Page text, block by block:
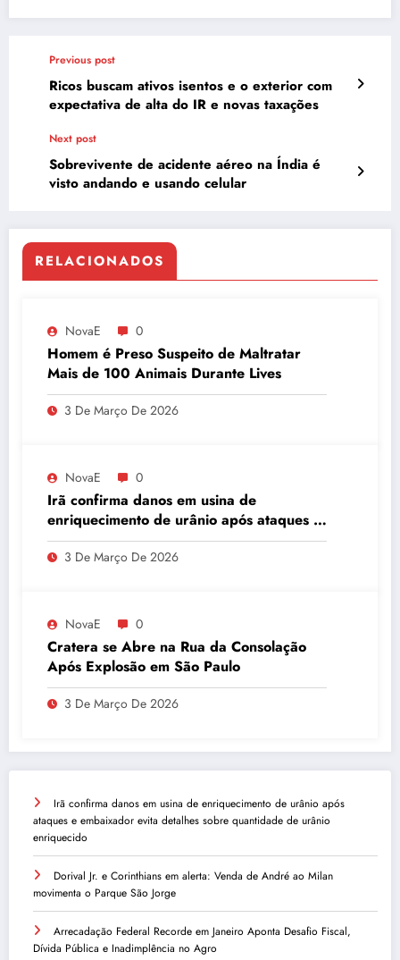
Previous post
Ricos buscam ativos isentos e o exterior com
expectativa de alta do IR e novas taxações
Next post
Sobrevivente de acidente aéreo na Índia é
visto andando e usando celular
RELACIONADOS
NovaE 0
Homem é Preso Suspeito de Maltratar
Mais de 100 Animais Durante Lives
3 De Março De 2026
NovaE 0
Irã confirma danos em usina de
enriquecimento de urânio após ataques e
embaixador evita detalhes sobre
quantidade de urânio enriquecido
3 De Março De 2026
NovaE 0
Cratera se Abre na Rua da Consolação
Após Explosão em São Paulo
3 De Março De 2026
Irã confirma danos em usina de enriquecimento de urânio após
ataques e embaixador evita detalhes sobre quantidade de urânio
enriquecido
Dorival Jr. e Corinthians em alerta: Venda de André ao Milan
movimenta o Parque São Jorge
Arrecadação Federal Recorde em Janeiro Aponta Desafio Fiscal,
Dívida Pública e Inadimplência no Agro